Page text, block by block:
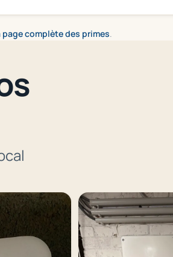
page complète des primes.